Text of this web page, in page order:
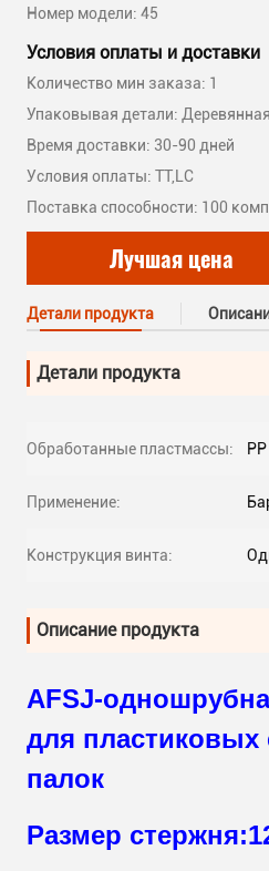
Номер модели: 45
Условия оплаты и доставки
Количество мин заказа: 1
Упаковывая детали:
Время доставки: 30-90 дней
Условия оплаты: TT,LC
Поставка способности: 100
Лучшая цена
Детали продукта
Детали продукта
Обработанные пластмассы: PP
Применение:
Конструкция винта:
Описание продукта
AFSJ-
для пластиковых
палок
Размер